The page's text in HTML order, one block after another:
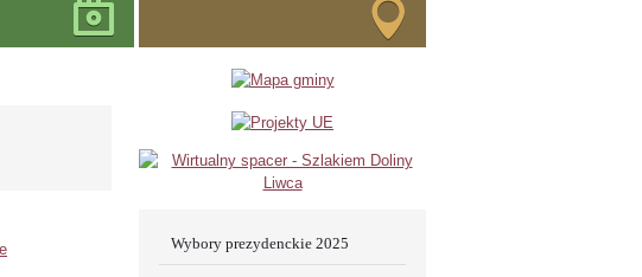
Wybory prezydenckie 2025